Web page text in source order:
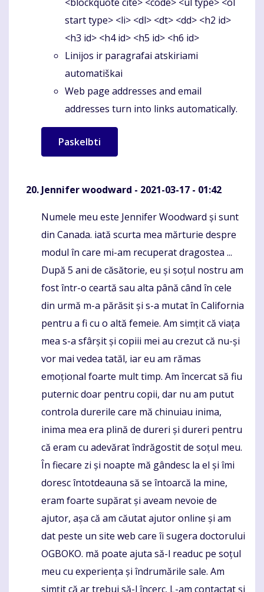
start type> <li> <dl> <dt> <dd> <h2 id>
<h3 id> <h4 id> <h5 id> <h6 id>
Linijos ir paragrafai atskiriami
automatiškai
Web page addresses and email
addresses turn into links automatically.
Jennifer woodward - 2021-03-17 - 01:42
Komentaras
Numele meu este Jennifer Woodward și sunt
din Canada. iată scurta mea mărturie despre
modul în care mi-am recuperat dragostea ...
După 5 ani de căsătorie, eu și soțul nostru am
fost într-o ceartă sau alta până când în cele
din urmă m-a părăsit și s-a mutat în California
pentru a fi cu o altă femeie. Am simțit că viața
mea s-a sfârșit și copiii mei au crezut că nu-și
vor mai vedea tatăl, iar eu am rămas
emoțional foarte mult timp. Am încercat să fiu
puternic doar pentru copii, dar nu am putut
controla durerile care mă chinuiau inima,
inima mea era plină de dureri și dureri pentru
că eram cu adevărat îndrăgostit de soțul meu.
În fiecare zi și noapte mă gândesc la el și îmi
doresc întotdeauna să se întoarcă la mine,
eram foarte supărat și aveam nevoie de
ajutor, așa că am căutat ajutor online și am
dat peste un site web care îi sugera doctorului
OGBOKO. mă poate ajuta să-l readuc pe soțul
meu cu experiența și îndrumările sale. Am
simțit că ar trebui să-l încerc. L-am contactat și